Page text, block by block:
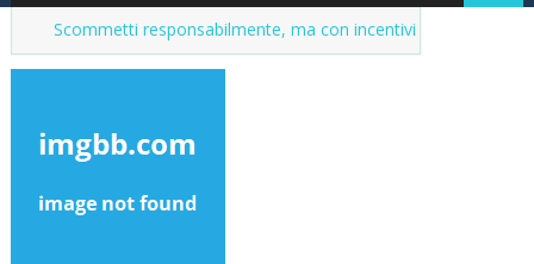
responsabilmente, ma con incentivi Market del